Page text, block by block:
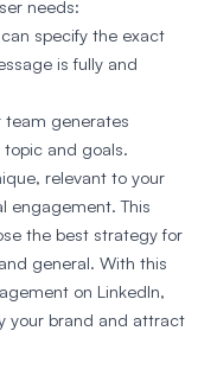
needs:
specify the exact
is fully and
generates
and goals.
relevant to your
engagement. This
the best strategy for
general. With this
on LinkedIn,
your brand and attract